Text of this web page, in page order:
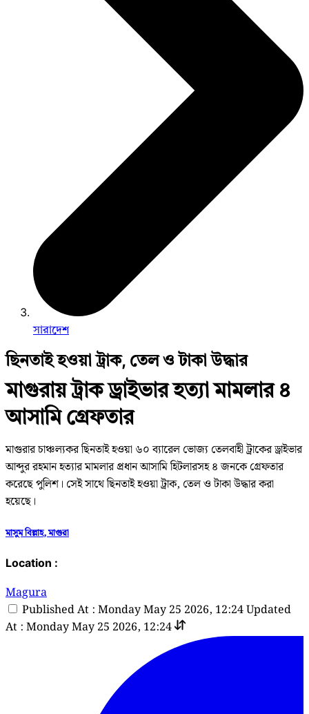
সারাদেশ
ছিনতাই হওয়া ট্রাক, তেল ও টাকা উদ্ধার
মাগুরায় ট্রাক ড্রাইভার হত্যা মামলার ৪
আসামি গ্রেফতার
মাগুরার চাঞ্চল্যকর ছিনতাই হওয়া ৬০ ব্যারেল ভোজ্য তেলবাহী ট্রাকের ড্রাইভার
আব্দুর রহমান হত্যার মামলার প্রধান আসামি হিটলারসহ ৪ জনকে গ্রেফতার
করেছে পুলিশ। সেই সাথে ছিনতাই হওয়া ট্রাক, তেল ও টাকা উদ্ধার করা
হয়েছে।
মাসুম বিল্লাহ, মাগুরা
Location :
Magura
Published At : Monday May 25 2026, 12:24Updated
At : Monday May 25 2026, 12:24